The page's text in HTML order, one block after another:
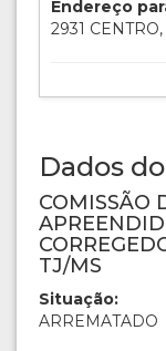
Endereço
2931
Dados
COMISSÃO
TJ/MS
Situação:
ARREMATADO